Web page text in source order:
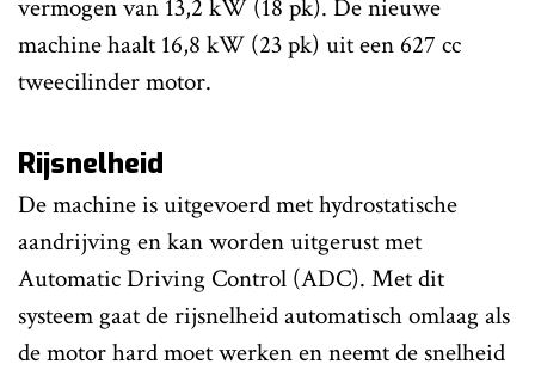
vermogen van 13,2 kW (18 pk). De nieuwe
machine haalt 16,8 kW (23 pk) uit een 627 cc
tweecilinder motor.
Rijsnelheid
De machine is uitgevoerd met hydrostatische
aandrijving en kan worden uitgerust met
Automatic Driving Control (ADC). Met dit
systeem gaat de rijsnelheid automatisch omlaag als
de motor hard moet werken en neemt de snelheid